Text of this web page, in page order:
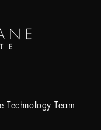
Technology Team